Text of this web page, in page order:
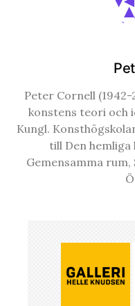
Peter Cornell
konstens teori och
Kungl.
till Den hemliga
Gemensamma